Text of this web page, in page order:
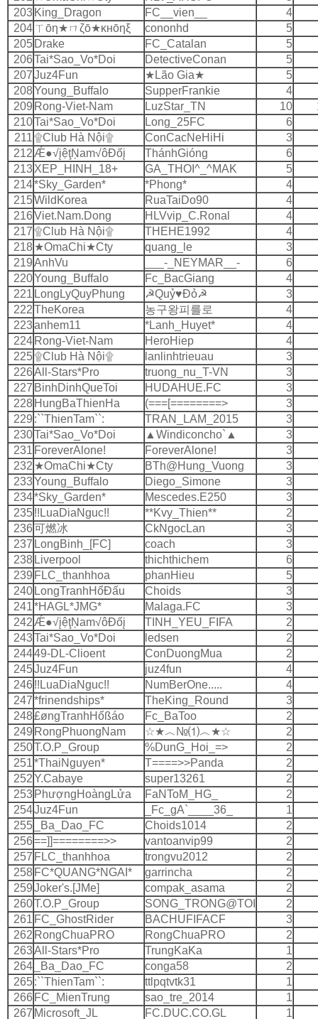
203 King_Dragon FC__vien__
4
204 ㄒōη★ㄇζō★κнōηξ cononhd
5
205 Drake FC_Catalan
5
206Tai*Sao_Vo*Doi DetectiveConan
5
207Juz4Fun ★Lão Gia★
5
208Young_Buffalo SupperFrankie
4
209 Rong-Viet-Nam LuzStar_TN 10
210Tai*Sao_Vo*Doi Long_25FC
6
211۩Club Hà Nội۩ ConCacNeHiHi
3
212 Ǽ●√įệţŅam√ôÐốį ThánhGióng
6
213XEP_HINH_18+ GA_THOI^_^MAK
5
214*Sky_Garden* *Phong*
4
215WildKorea RuaTaiDo90
4
216Viet.Nam.Dong HLVvip_C.Ronal
4
217۩Club Hà Nội۩ THEHE1992
4
218★OmaChi★Cty quang_le
3
219AnhVu ___-_NEYMAR__-
6
220Young_Buffalo Fc_BacGiang
4
221 LongLyQuyPhung ☭Quỷ♥Ðỏ☭
3
222TheKorea 농구왕피를로
4
223anhem11 *Lanh_Huyet*
4
224 Rong-Viet-Nam HeroHiep
4
225۩Club Hà Nội۩ lanlinhtrieuau
3
226All-Stars*Pro truong_nu_T-VN
3
227 BinhDinhQueToi HUDAHUE.FC
3
228 HungBaThienHa (===[========>
3
229 :``ThienTam``: TRAN_LAM_2015
3
230Tai*Sao_Vo*Doi ▲Windiconcho`▲
3
231 ForeverAlone! ForeverAlone!
3
232 ★OmaChi★Cty BTh@Hung_Vuong
3
233Young_Buffalo Diego_Simone
3
234*Sky_Garden* Mescedes.E250
3
235!!LuaDiaNguc!! **Kvy_Thien**
2
236可燃冰 CkNgocLan
3
237 LongBinh_[FC] coach
3
238 Liverpool thichthichem
6
239 FLC_thanhhoa phanHieu
5
240 LongTranhHổÐấu Choids
3
241*HAGL*JMG* Malaga.FC
3
242 Ǽ●√įệţŅam√ôÐốį TINH_YEU_FIFA
2
243Tai*Sao_Vo*Doi ledsen
2
24449-DL-Clioent ConDuongMua
2
245Juz4Fun juz4fun
4
246 !!LuaDiaNguc!! NumBerOne.....
4
247*frinendships* TheKing_Round
3
248£øngTranhHổßáo Fc_BaToo
2
249 RongPhuongNam ☆★︿№⑴︿★☆
2
250T.O.P_Group %DunG_Hoi_=>
2
251*ThaiNguyen* T====>>Panda
2
252Y.Cabaye super13261
2
253 PhượngHoàngLửa FaNToM_HG_
2
254Juz4Fun _Fc_gA`____36_
1
255
_Ba_Dao_FC Choids1014
2
256==]]========>> vantoanvip99
2
257 FLC_thanhhoa trongvu2012
2
258 FC*QUANG*NGAI* garrincha
2
259Joker's.[JMe] compak_asama
2
260T.O.P_Group SONG_TRONG@TOI
2
261 FC_GhostRider BACHUFIFACF
3
262 RongChuaPRO RongChuaPRO
2
263All-Stars*Pro TrungKaKa
1
264
_Ba_Dao_FC conga58
2
265:``ThienTam``: ttlpqtvtk31
1
266 FC_MienTrung sao_tre_2014
1
267 Microsoft_JL FC.DUC.CO.GL
1